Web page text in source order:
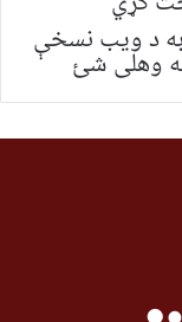
د ویب نسخې
وهلی شئ